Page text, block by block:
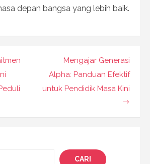
depan bangsa yang lebih baik.
Mengajar Generasi
Alpha: Panduan Efektif
untuk Pendidik Masa Kini
CARI